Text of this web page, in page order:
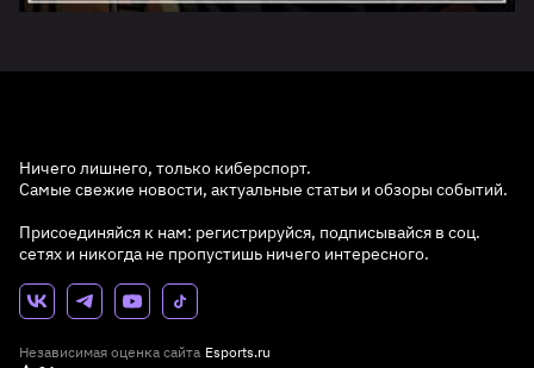
Ничего лишнего, только киберспорт.
Самые свежие новости, актуальные статьи и обзоры событий.
Присоединяйся к нам: регистрируйся, подписывайся в соц.
сетях и никогда не пропустишь ничего интересного.
Независимая оценка сайта Esports.ru